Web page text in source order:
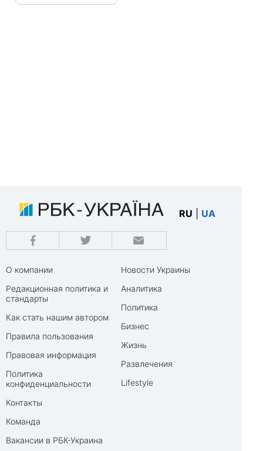
RU UA
О компании
Редакционная политика и
стандарты
Как стать нашим автором
Правила пользования
Правовая информация
Политика
конфиденциальности
Контакты
Команда
Вакансии в РБК-Украина
Новости Украины
Аналитика
Политика
Бизнес
Жизнь
Развлечения
Lifestyle